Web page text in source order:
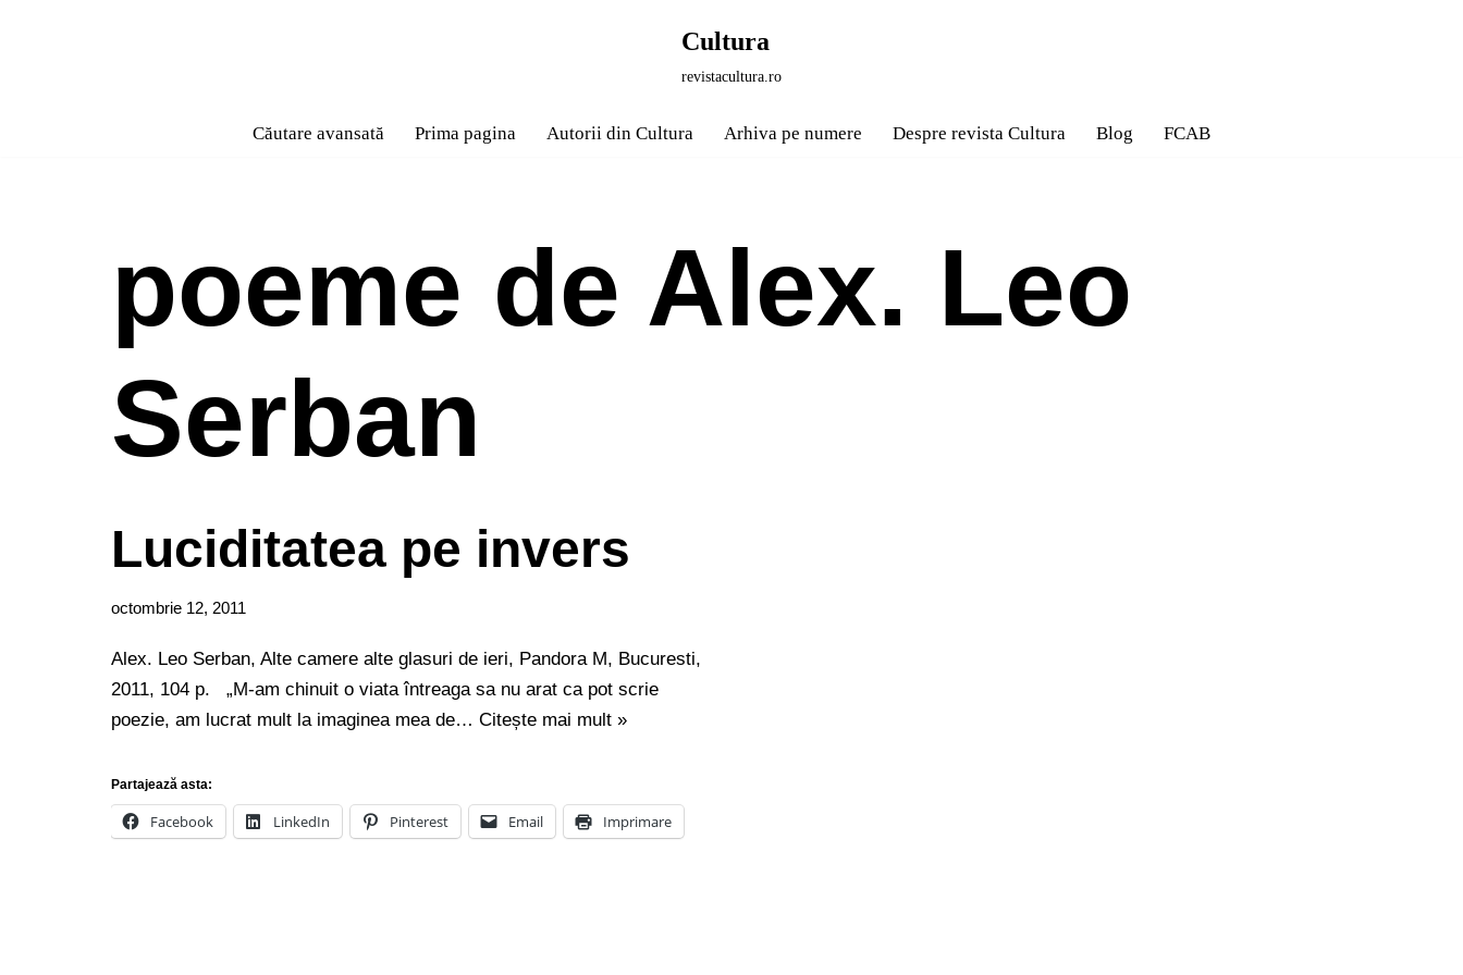
Cultura
revistacultura.ro
Căutare avansată Prima pagina Autorii din Cultura Arhiva pe numere Despre revista Cultura Blog FCAB
poeme de Alex. Leo
Serban
Luciditatea pe invers
octombrie 12, 2011
Alex. Leo Serban, Alte camere alte glasuri de ieri, Pandora M, Bucuresti,
2011, 104 p. „M-am chinuit o viata întreaga sa nu arat ca pot scrie
poezie, am lucrat mult la imaginea mea de… Citește mai mult »
Partajează asta:
Facebook LinkedIn Pinterest Email Imprimare